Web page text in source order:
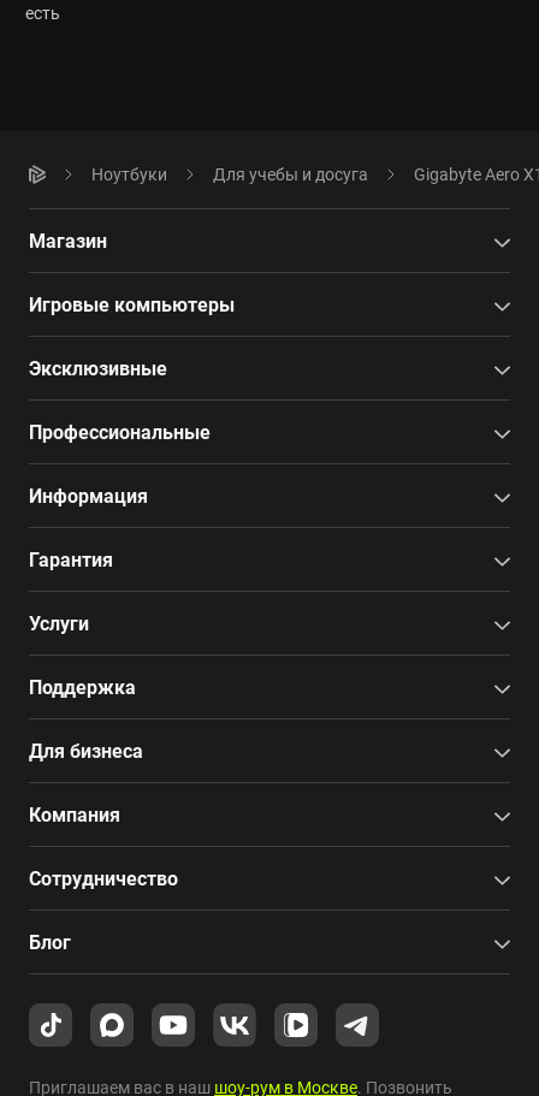
есть
Ноутбуки Для учебы и досуга Gigabyte Aero
Магазин
Игровые компьютеры
Эксклюзивные
Профессиональные
Информация
Гарантия
Услуги
Поддержка
Для бизнеса
Компания
Сотрудничество
Блог
Приглашаем вас в наш шоу-рум в Москве. Позвонить